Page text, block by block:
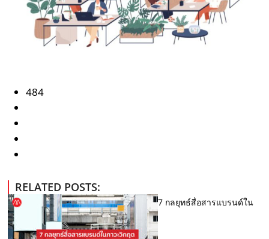
484
RELATED POSTS:
7 กลยุทธ์สื่อสารแบรนด์ใน